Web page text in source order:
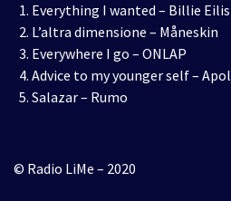
Everything I wanted – Billie
L’altra dimensione – Måneskin
Everywhere I go – ONLAP
Advice to my younger self –
Salazar – Rumo
© Radio LiMe – 2020